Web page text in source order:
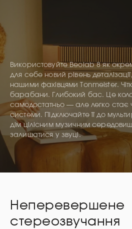
Використовуйте Beolab 8 як
для себе новий рівень
нашими фахівцями Tonmeister.
барабани. Глибокий бас. Це
самодостатньо — але легко стає
системи. Підключайте її до
дім цілісним музичним
залишатися у звуці.
Неперевершене
стереозвучання